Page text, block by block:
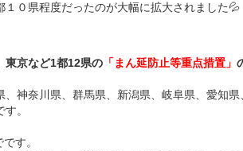
１０県程度だったのが大幅に拡大されました💦
東京など1都12県の 「まん延防止等重点措置」
神奈川県、群馬県、新潟県、岐阜県、愛知県
。
です。